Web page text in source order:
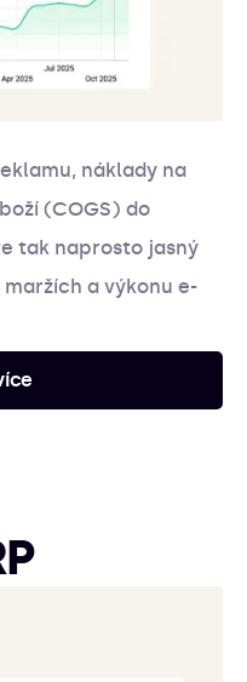
náklady na
(COGS) do
tak naprosto jasný
a výkonu e-